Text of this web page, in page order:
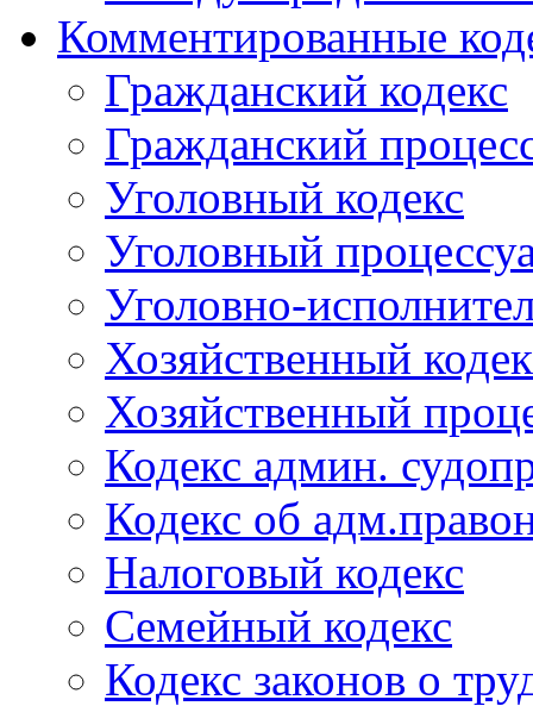
Комментированные
Гражданский кодекс
Гражданский
Уголовный кодекс
Уголовный
Уголовно-
Хозяйственный
Хозяйственный
Кодекс админ.
Кодекс об
Налоговый кодекс
Семейный кодекс
Кодекс законов о